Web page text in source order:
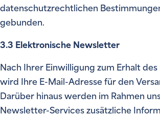
datenschutzrechtlichen
gebunden.
3.3 Elektronische Newsletter
Nach Ihrer Einwilligung zum Erhalt
wird Ihre E-Mail-Adresse für den
Darüber hinaus werden im Rahmen
Newsletter-Services zusätzliche